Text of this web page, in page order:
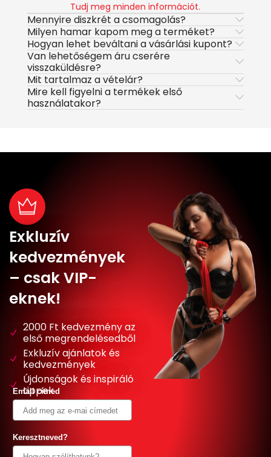
Tudj meg minden információt.
Mennyire diszkrét a csomagolás?
Milyen hamar kapom meg a terméket?
Hogyan lehet beváltani a vásárlási kupont?
Van lehetőségem áru cserére
visszaküldésre?
Mit tartalmaz a vételár?
Mire kell figyelni a termékek első
használatakor?
Exkluzív
kedvezmények
– csak VIP-
eknek!
2000 Ft kedvezmény az
első megrendelésedből
Exkluzív ajánlatok és
kedvezmények
Újdonságok és inspiráló
tippek
Email címed
Keresztneved?